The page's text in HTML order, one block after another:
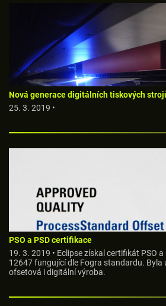
Nová generace digitálních tiskových
25. 3. 2019 •
PSO a PSD certifikace
19. 3. 2019 • Eclipse získal certifikát PSO a
12647 fungující dle Fogra standardu. Byla
ofsetová i digitální výroba.